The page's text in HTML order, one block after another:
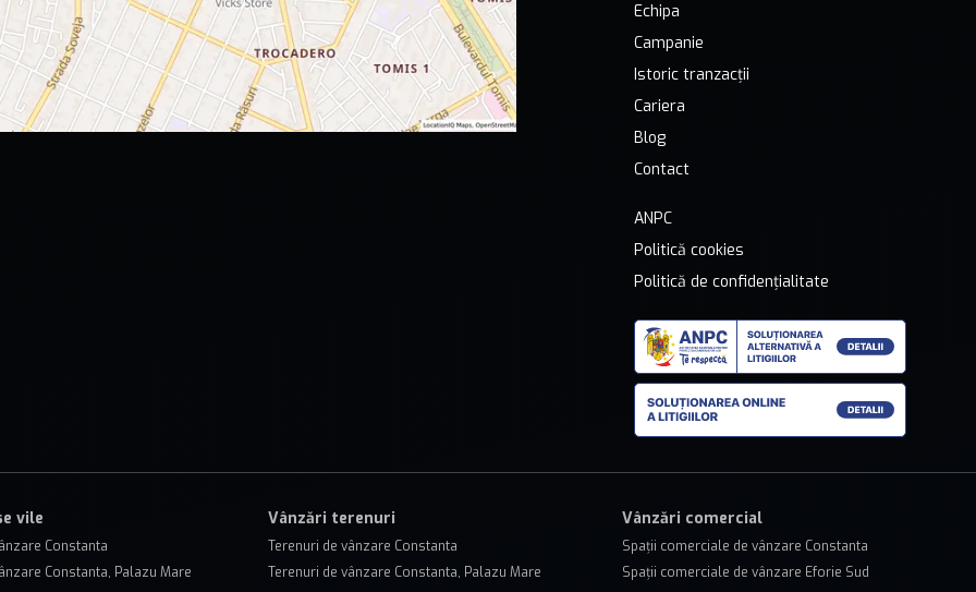
Echipa
Campanie
Istoric tranzacții
Cariera
Blog
Contact
ANPC
Politică cookies
Politică de confidențialitate
vile
Constanta
Constanta, Palazu Mare
Vânzări terenuri
Terenuri de vânzare Constanta
Terenuri de vânzare Constanta, Palazu Mare
Vânzări comercial
Spații comerciale de vânzare Constanta
Spații comerciale de vânzare Eforie Sud